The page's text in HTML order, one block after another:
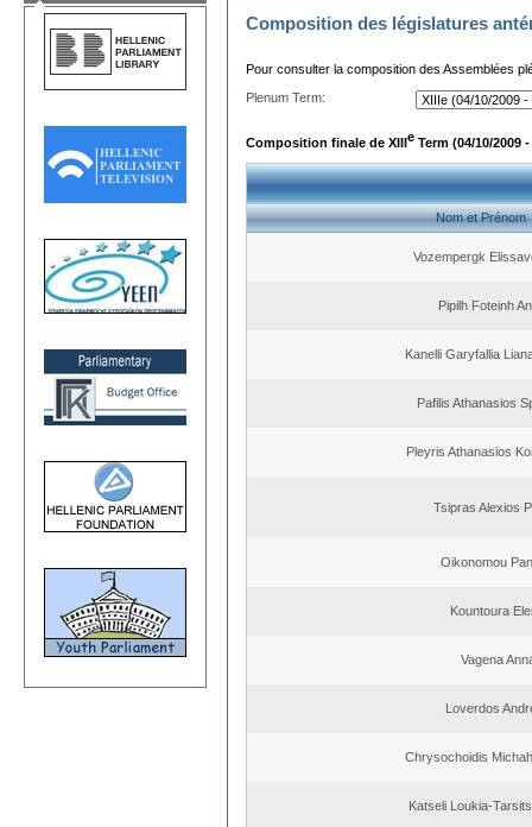
Composition des législatures
Pour consulter la composition des Assemblées
Plenum Term:
Composition finale de XIIIe Term (04/10/2009 -
Nom et Prénom
Vozempergk
Pipilh Foteinh
Kanelli Garyfallia
Pafilis Athanasios
Pleyris Athanasios
Tsipras Alexios
Oikonomou
Kountoura
Vagena
Loverdos
Chrysochoidis
Katseli Loukia-